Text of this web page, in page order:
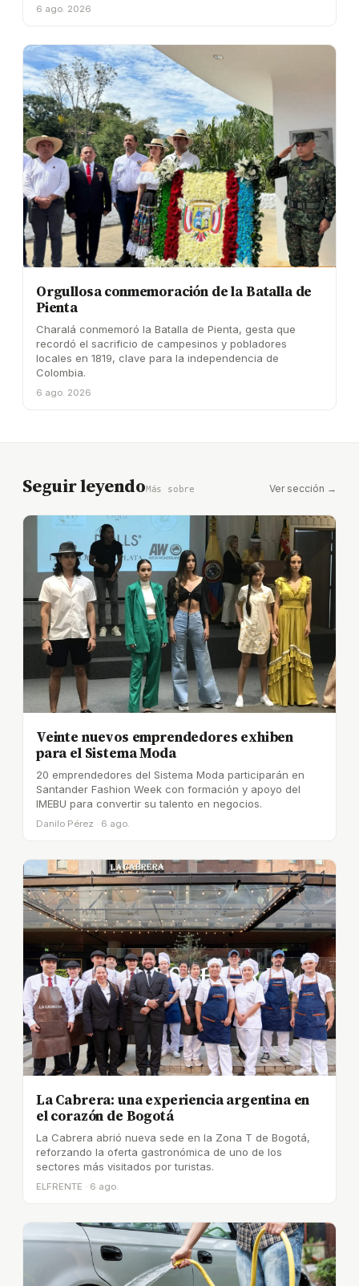
6 ago. 2026
Orgullosa conmemoración de la Batalla de
Pienta
Charalá conmemoró la Batalla de Pienta, gesta que
recordó el sacrificio de campesinos y pobladores
locales en 1819, clave para la independencia de
Colombia.
6 ago. 2026
Seguir leyendoMás sobre Ver sección →
Veinte nuevos emprendedores exhiben
para el Sistema Moda
20 emprendedores del Sistema Moda participarán en
Santander Fashion Week con formación y apoyo del
IMEBU para convertir su talento en negocios.
Danilo Pérez · 6 ago.
La Cabrera: una experiencia argentina en
el corazón de Bogotá
La Cabrera abrió nueva sede en la Zona T de Bogotá,
reforzando la oferta gastronómica de uno de los
sectores más visitados por turistas.
ELFRENTE · 6 ago.